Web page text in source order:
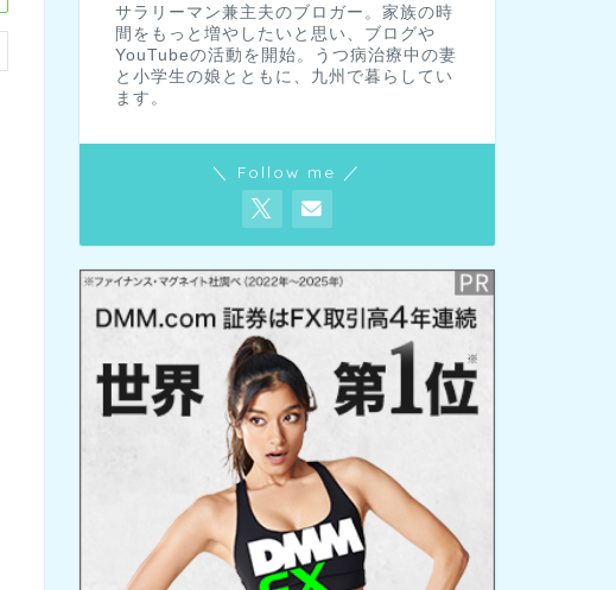
サラリーマン兼主夫のブロガー。家族の時
間をもっと増やしたいと思い、ブログや
YouTubeの活動を開始。うつ病治療中の妻
と小学生の娘とともに、九州で暮らしてい
ます。
＼ Follow me ／